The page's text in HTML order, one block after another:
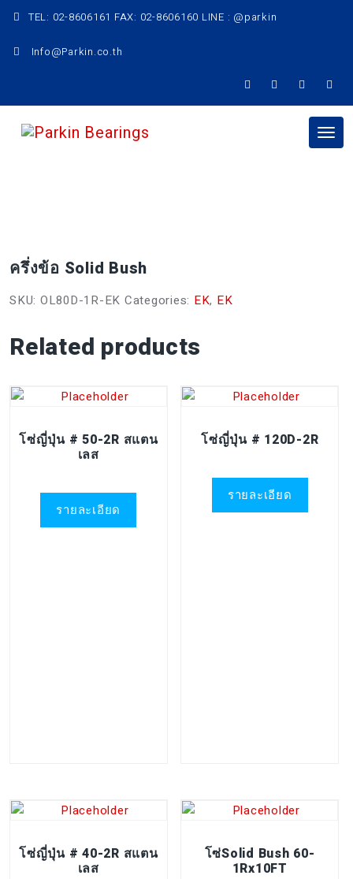
Skip
content
TEL: 02-8606161 FAX: 02-8606160 LINE : @parkin
Info@Parkin.co.th
ครึ่งข้อ Solid Bush
SKU: OL80D-1R-EK Categories: EK, EK
Related products
โซ่ญี่ปุ่น # 50-2R สแตน
เลส
รายละเอียด
โซ่ญี่ปุ่น # 120D-2R
รายละเอียด
โซ่ญี่ปุ่น # 40-2R สแตน
เลส
โซ่Solid Bush 60-
1Rx10FT